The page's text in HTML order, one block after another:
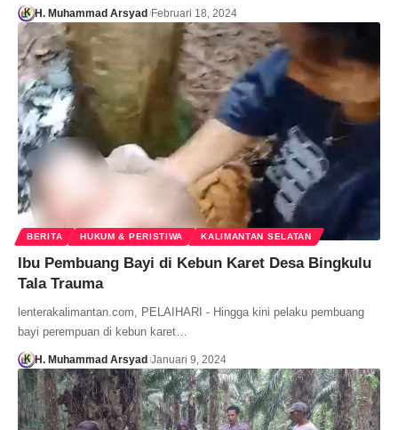
H. Muhammad Arsyad Februari 18, 2024
BERITA HUKUM & PERISTIWA KALIMANTAN SELATAN
Ibu Pembuang Bayi di Kebun Karet Desa Bingkulu
Tala Trauma
lenterakalimantan.com, PELAIHARI - Hingga kini pelaku pembuang
bayi perempuan di kebun karet…
H. Muhammad Arsyad Januari 9, 2024